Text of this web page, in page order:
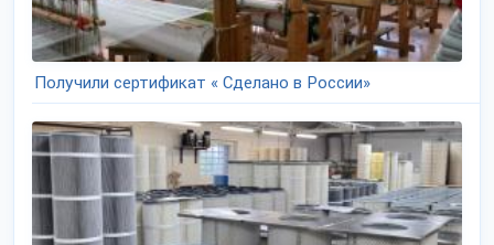
Получили сертификат « Сделано в России»